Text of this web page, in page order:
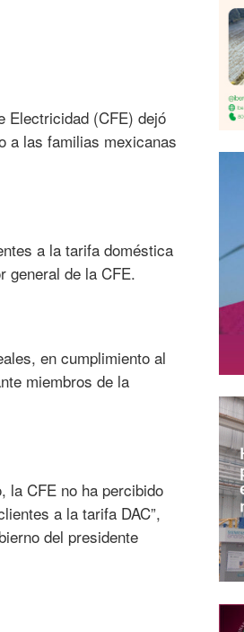
Electricidad (CFE) dejó
a las familias mexicanas
a la tarifa doméstica
general de la CFE.
en cumplimiento al
miembros de la
la CFE no ha percibido
a la tarifa DAC”,
del presidente